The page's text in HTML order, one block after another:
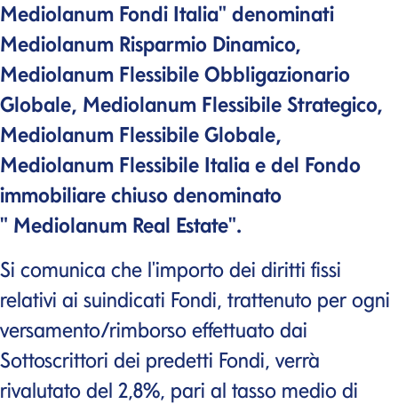
Mediolanum Fondi Italia" denominati
Mediolanum Risparmio Dinamico,
Mediolanum Flessibile Obbligazionario
Globale, Mediolanum Flessibile Strategico,
Mediolanum Flessibile Globale,
Mediolanum Flessibile Italia e del Fondo
immobiliare chiuso denominato
" Mediolanum Real Estate".
Si comunica che l'importo dei diritti fissi
relativi ai suindicati Fondi, trattenuto per ogni
versamento/rimborso effettuato dai
Sottoscrittori dei predetti Fondi, verrà
rivalutato del 2,8%, pari al tasso medio di